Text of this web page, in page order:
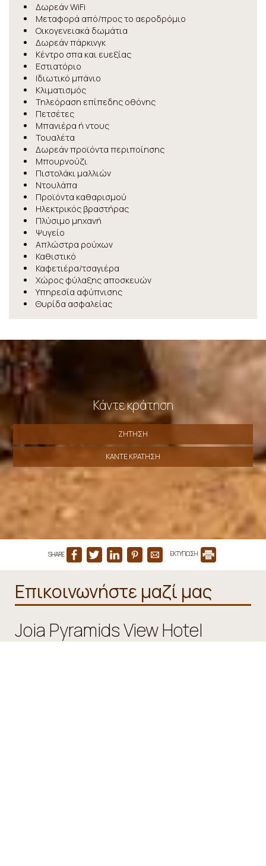
Δωρεάν WiFi
Μεταφορά από/προς το αεροδρόμιο
Οικογενειακά δωμάτια
Δωρεάν πάρκινγκ
Κέντρο σπα και ευεξίας
Εστιατόριο
Ιδιωτικό μπάνιο
Κλιματισμός
Τηλεόραση επίπεδης οθόνης
Πετσέτες
Μπανιέρα ή ντους
Τουαλέτα
Δωρεάν προϊόντα περιποίησης
Μπουρνούζι
Πιστολάκι μαλλιών
Ντουλάπα
Προϊόντα καθαρισμού
Ηλεκτρικός βραστήρας
Πλύσιμο μηχανή
Ψυγείο
Απλώστρα ρούχων
Καθιστικό
Καφετιέρα/τσαγιέρα
Χώρος φύλαξης αποσκευών
Υπηρεσία αφύπνισης
Θυρίδα ασφαλείας
Κάντε κράτηση
ΖΉΤΗΣΗ
ΚΆΝΤΕ ΚΡΆΤΗΣΗ
SHARE ΕΚΤΥΠΩΣΗ
Επικοινωνήστε μαζί μας
Joia Pyramids View Hotel